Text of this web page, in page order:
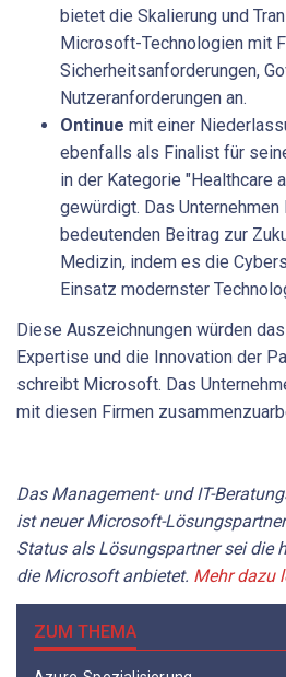
bietet die Skalierung und
Microsoft-Technologien mit
Sicherheitsanforderungen,
Nutzeranforderungen an.
Ontinue mit einer
ebenfalls als Finalist für
in der Kategorie "Healthcare
gewürdigt. Das
bedeutenden Beitrag zur
Medizin, indem es die
Einsatz modernster
Diese Auszeichnungen würden
Expertise und die Innovation der
schreibt Microsoft. Das
mit diesen Firmen
Das Management- und IT-
ist neuer Microsoft-
Status als Lösungspartner sei die
die Microsoft anbietet. Mehr dazu
ZUM THEMA